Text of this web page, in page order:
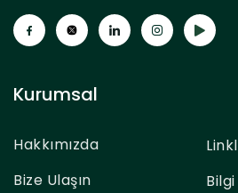
Kurumsal
Hakkımızda
Bize Ulaşın